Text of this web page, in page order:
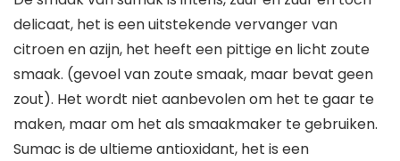
delicaat, het is een uitstekende vervanger van
citroen en azijn, het heeft een pittige en licht zoute
smaak. (gevoel van zoute smaak, maar bevat geen
zout). Het wordt niet aanbevolen om het te gaar te
maken, maar om het als smaakmaker te gebruiken.
Sumac is de ultieme antioxidant, het is een